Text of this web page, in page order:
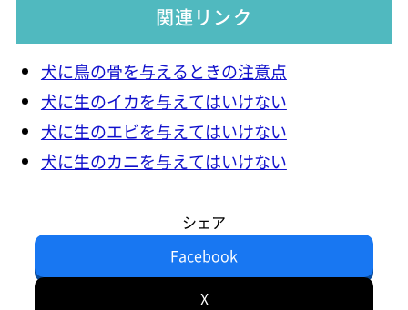
関連リンク
犬に鳥の骨を与えるときの注意点
犬に生のイカを与えてはいけない
犬に生のエビを与えてはいけない
犬に生のカニを与えてはいけない
シェア
Facebook
X